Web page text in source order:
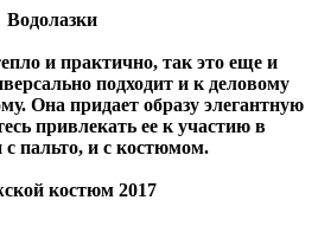
Водолазки
и практично, так это еще и
подходит и к деловому
Она придает образу элегантную
привлекать ее к участию в
с пальто, и с костюмом.